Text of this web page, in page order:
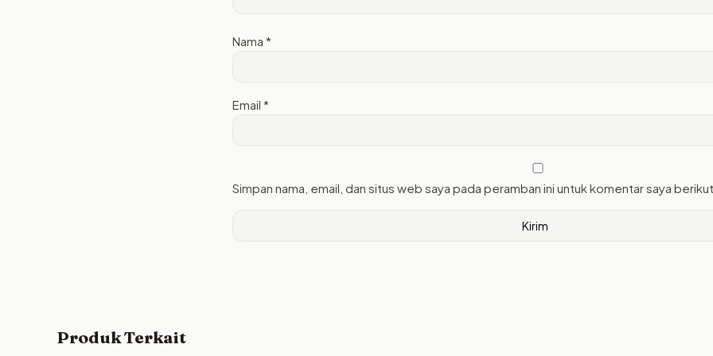
Nama *
Email *
Simpan nama, email, dan situs web saya pada peramban ini untuk komentar saya
Produk Terkait